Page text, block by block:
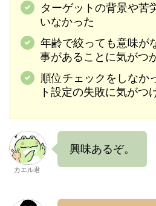
ターゲットの背景や苦
いなかった
年齢で絞っても意味が
事があることに気がつ
順位チェックをしなか
ト設定の失敗に気がつ
カエル君
興味あるぞ。